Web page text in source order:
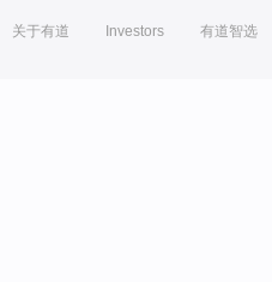
关于有道 Investors 有道智选